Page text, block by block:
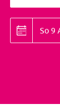
Datum
Datum